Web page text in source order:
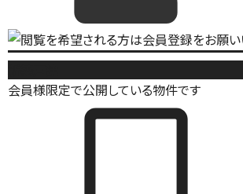
会員様限定で公開している物件です